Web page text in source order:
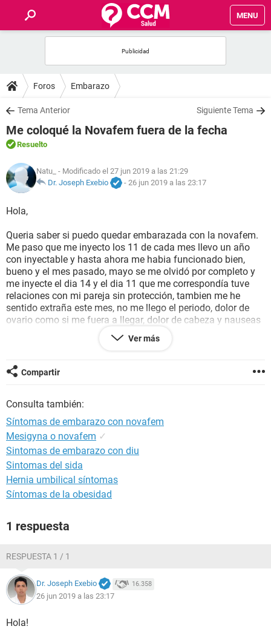
MENU
FOROS
SALUD
FAMILIA
NUTRICIÓN
SEXUALIDAD
GLOSARIO
Foros Embarazo
Tema Anterior Siguiente Tema
Me coloqué la Novafem fuera de la fecha
Resuelto
Natu_ - Modificado el 27 jun 2019 a las 21:29
Dr. Joseph Exebio
- 26 jun 2019 a las 23:17
Hola,
Queria saber si puedo quedar embarazada con la novafem.
Me paso que me inyecto los 11 de cada mes llevo un año
con inyectable y hasta ahora me habia funcionado bien,
bueno y el mes pasado, mayo se me olvidó por completo y
me inyecte el dia 14 y el dia 11 que me correspondía tuve
relaciones con mi pareja sin protección, tambien me he
sentido extraña este mes, no me llego el periodo, dolor de
ovario como si me fuera a llegar, dolor de cabeza y nauseas
y ademas hace como 2 semana me desmaye. Quisiera saber
si a alguna le paso algo similar que me pueda orientar
saber si alguien a pasado por lo mismo.
Ver más
Compartir
Consulta también:
Síntomas de embarazo con novafem
Mesigyna o novafem ✓
Sintomas de embarazo con diu
Sintomas del sida
Hernia umbilical síntomas
Síntomas de la obesidad
1 respuesta
RESPUESTA 1 / 1
Dr. Joseph Exebio 16.358
26 jun 2019 a las 23:17
Hola!